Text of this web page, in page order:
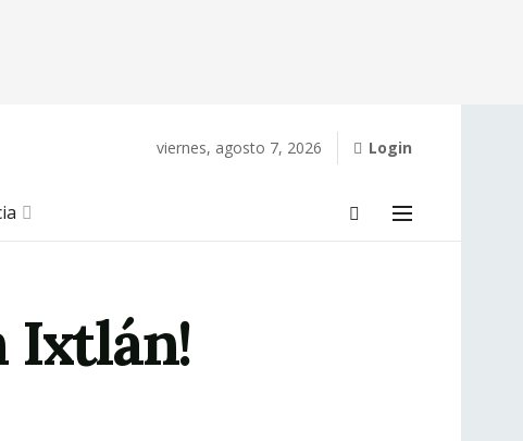
viernes, agosto 7, 2026 Login
Ixtlán!